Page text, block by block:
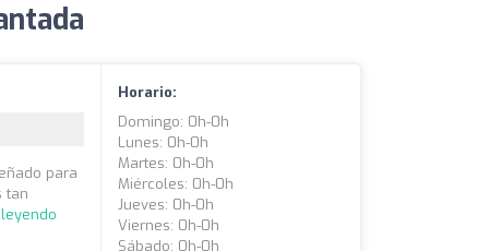
para
tan
Horario:
Domingo: 0h-0h
Lunes: 0h-0h
Martes: 0h-0h
Miércoles: 0h-0h
Jueves: 0h-0h
Viernes: 0h-0h
Sábado: 0h-0h